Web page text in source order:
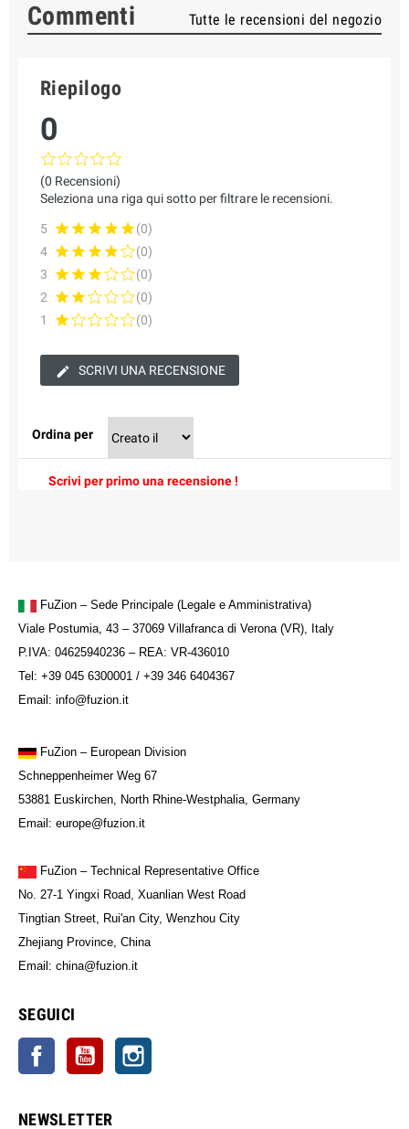
Commenti Tutte le recensioni del negozio
Riepilogo
0
(0 Recensioni)
Seleziona una riga qui sotto per filtrare le recensioni.
5
(0)
4
(0)
3
(0)
2
(0)
1
(0)
SCRIVI UNA RECENSIONE
Ordina per
Scrivi per primo una recensione !
FuZion – Sede Principale (Legale e Amministrativa)
Viale Postumia, 43 – 37069 Villafranca di Verona (VR), Italy
P.IVA: 04625940236 – REA: VR-436010
Tel: +39 045 6300001 / +39 346 6404367
Email: info@fuzion.it
FuZion – European Division
Schneppenheimer Weg 67
53881 Euskirchen, North Rhine-Westphalia, Germany
Email: europe@fuzion.it
FuZion – Technical Representative Office
No. 27-1 Yingxi Road, Xuanlian West Road
Tingtian Street, Rui'an City, Wenzhou City
Zhejiang Province, China
Email: china@fuzion.it
SEGUICI
Facebook YouTube
NEWSLETTER